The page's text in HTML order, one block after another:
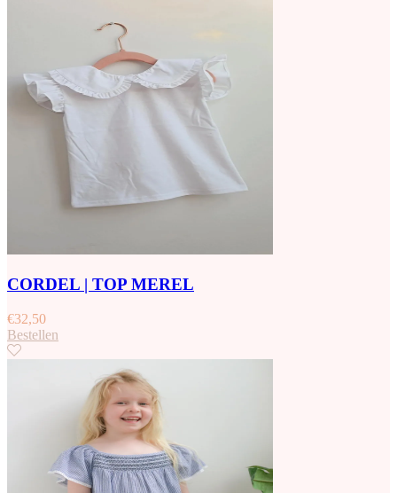
CORDEL | TOP MEREL
€32,50
Bestellen